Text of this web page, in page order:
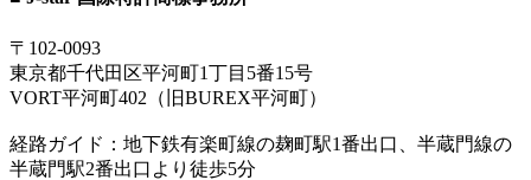
〒102-0093
東京都千代田区平河町1丁目5番15号
VORT平河町402（旧BUREX平河町）
経路ガイド：地下鉄有楽町線の麹町駅1番出口、半蔵門線の
半蔵門駅2番出口より徒歩5分